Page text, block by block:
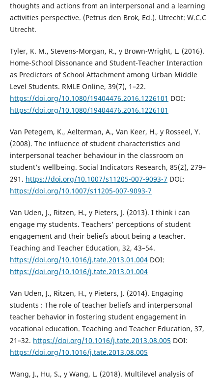
thoughts and actions from an interpersonal and a learning
activities perspective. (Petrus den Brok, Ed.). Utrecht: W.C.C
Utrecht.
Tyler, K. M., Stevens-Morgan, R., y Brown-Wright, L. (2016).
Home-School Dissonance and Student-Teacher Interaction
as Predictors of School Attachment among Urban Middle
Level Students. RMLE Online, 39(7), 1–22.
https://doi.org/10.1080/19404476.2016.1226101 DOI:
https://doi.org/10.1080/19404476.2016.1226101
Van Petegem, K., Aelterman, A., Van Keer, H., y Rosseel, Y.
(2008). The influence of student characteristics and
interpersonal teacher behaviour in the classroom on
student’s wellbeing. Social Indicators Research, 85(2), 279–
291. https://doi.org/10.1007/s11205-007-9093-7 DOI:
https://doi.org/10.1007/s11205-007-9093-7
Van Uden, J., Ritzen, H., y Pieters, J. (2013). I think i can
engage my students. Teachers’ perceptions of student
engagement and their beliefs about being a teacher.
Teaching and Teacher Education, 32, 43–54.
https://doi.org/10.1016/j.tate.2013.01.004DOI:
https://doi.org/10.1016/j.tate.2013.01.004
Van Uden, J., Ritzen, H., y Pieters, J. (2014). Engaging
students : The role of teacher beliefs and interpersonal
teacher behavior in fostering student engagement in
vocational education. Teaching and Teacher Education, 37,
21–32. https://doi.org/10.1016/j.tate.2013.08.005 DOI:
https://doi.org/10.1016/j.tate.2013.08.005
Wang, J., Hu, S., y Wang, L. (2018). Multilevel analysis of